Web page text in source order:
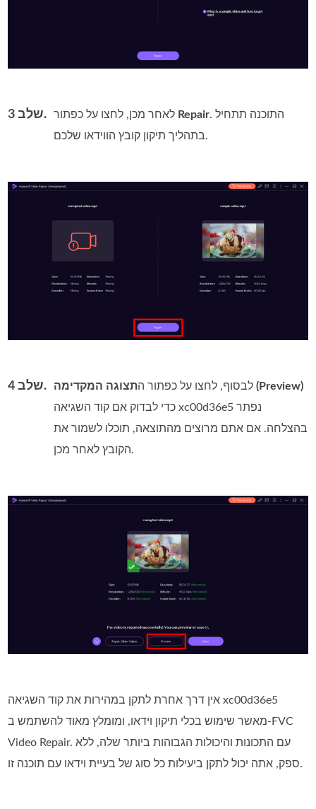
שלב 3. Repair. התוכנה תתחיל
בתהליך תיקון קובץ הווידאו שלכם.
שלב 4. לבסוף, לחצו על כפתור ה תצוגה המקדימה (Preview)
כדי לבדוק אם קוד השגיאה xc00d36e5 נפתר
בהצלחה. אם אתם מרוצים מהתוצאה, תוכלו לשמור את
הקובץ לאחר מכן.
אין דרך אחרת לתקן במהירות את קוד השגיאה xc00d36e5
מאשר שימוש בכלי תיקון וידאו, ומומלץ מאוד להשתמש ב-FVC
Video Repair. עם התכונות והיכולות הגבוהות ביותר שלה, ללא
ספק, אתה יכול לתקן ביעילות כל סוג של בעיית וידאו עם תוכנה זו.